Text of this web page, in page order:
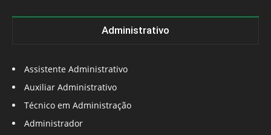
Administrativo
Assistente Administrativo
Auxiliar Administrativo
Técnico em Administração
Administrador